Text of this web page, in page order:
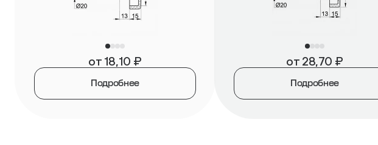
от 18,10 ₽
Подробнее
от 28,70 ₽
Подробнее